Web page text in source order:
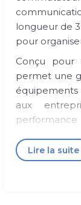
longueur de
pour
Conçu pour
permet une
aux
Simple à
Lire la suite